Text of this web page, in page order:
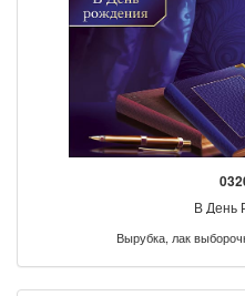
В День
Вырубка, лак